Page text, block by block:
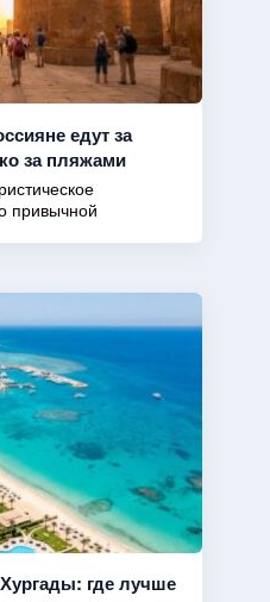
едут за
за пляжами
привычной
где лучше